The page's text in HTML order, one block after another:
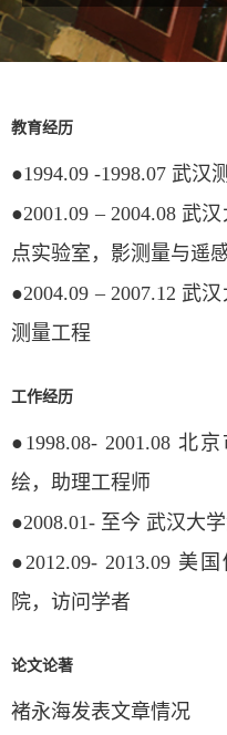
教育经历
●1994.09 -1998.07 武汉
●2001.09 – 2004.08 武
点实验室，影测量与遥
●2004.09 – 2007.12 武
测量工程
工作经历
●1998.08- 2001.08 北
绘，助理工程师
●2008.01- 至今 武汉大
●2012.09- 2013.09 美
院，访问学者
论文论著
褚永海发表文章情况